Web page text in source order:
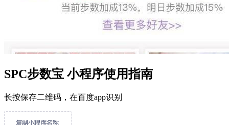
SPC步数宝 小程序使用指南
长按保存二维码，在百度app识别